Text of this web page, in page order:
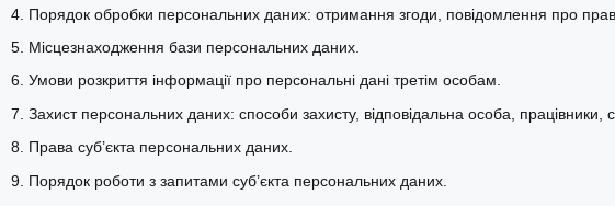
Порядок обробки персональних даних: отримання згоди, повідомлення про
Місцезнаходження бази персональних даних.
Умови розкриття інформації про персональні дані третім особам.
Захист персональних даних: способи захисту, відповідальна особа, працівники,
Права суб’єкта персональних даних.
Порядок роботи з запитами суб’єкта персональних даних.